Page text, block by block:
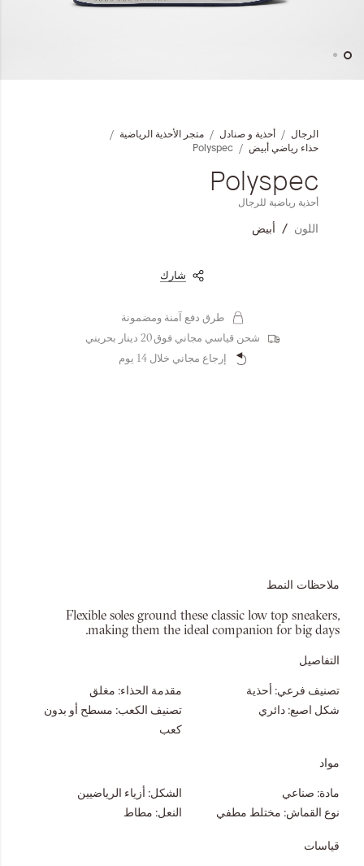
Leather Collection
الرجال أحذية و صنادل
متجر الأحذية الرياضية
حذاء رياضي أبيض
Polyspec
Polyspec
أحذية رياضية للرجال
اللون أبيض
شارك
طرق دفع آمنة ومضمونة
شحن قياسي مجاني فوق 20 دينار بحريني
إرجاع مجاني خلال 14 يوم
ملاحظات النمط
Flexible soles ground these classic low top sneakers,
making them the ideal companion for big days.
التفاصيل
تصنيف فرعي: أحذية مقدمة الحذاء: مغلق
شكل اصبع: دائري تصنيف الكعب: مسطح أو بدون
كعب
مواد
مادة: صناعي الشكل: أزياء الرياضيين
نوع القماش: مختلط مطفي النعل: مطاط
قياسات